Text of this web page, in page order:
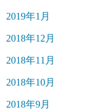
2019年1月
2018年12月
2018年11月
2018年10月
2018年9月